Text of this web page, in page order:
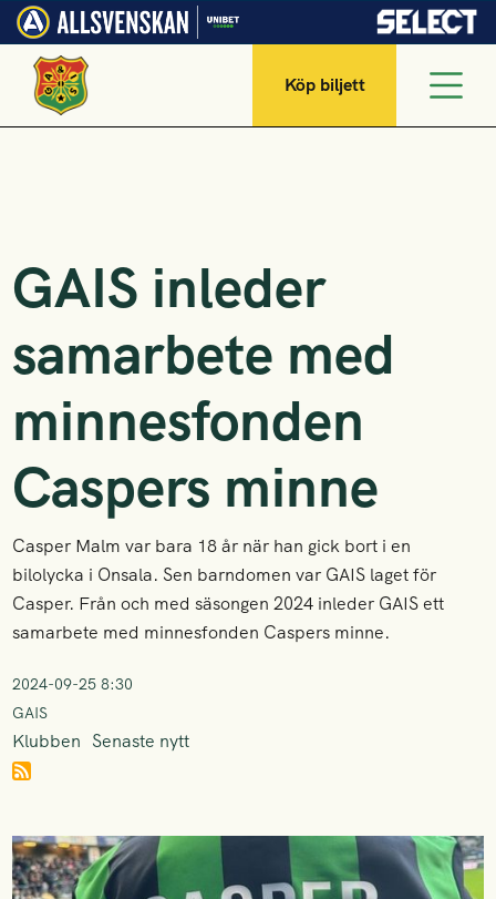
Köp biljett
GAIS inleder
samarbete med
minnesfonden
Caspers minne
Casper Malm var bara 18 år när han gick bort i en
bilolycka i Onsala. Sen barndomen var GAIS laget för
Casper. Från och med säsongen 2024 inleder GAIS ett
samarbete med minnesfonden Caspers minne.
2024-09-25 8:30
GAIS
Klubben Senaste nytt